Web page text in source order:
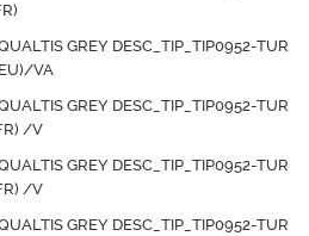
GREY DESC_TIP_TIP0952-TUR
VA
GREY DESC_TIP_TIP0952-TUR
/V
GREY DESC_TIP_TIP0952-TUR
/V
GREY DESC_TIP_TIP0952-TUR